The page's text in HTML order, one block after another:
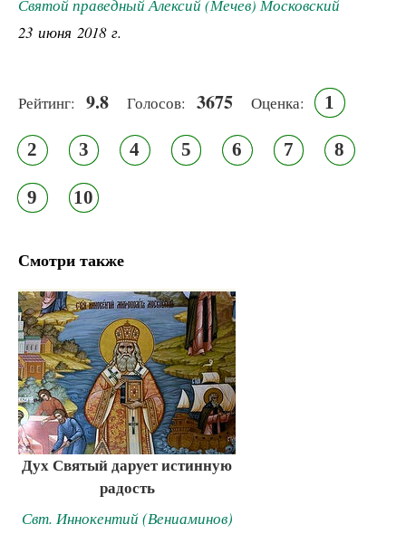
Святой праведный Алексий (Мечев) Московский
23 июня 2018 г.
Рейтинг: 9.8 Голосов: 3675 Оценка: 1
2 3 4 5 6 7 8
9 10
Смотри также
Дух Святый дарует истинную
радость
Свт. Иннокентий (Вениаминов)